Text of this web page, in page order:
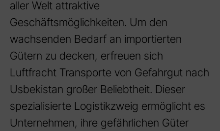
aller Welt attraktive
Geschäftsmöglichkeiten. Um den
wachsenden Bedarf an importierten
Gütern zu decken, erfreuen sich
Luftfracht Transporte von Gefahrgut nach
Usbekistan großer Beliebtheit. Dieser
spezialisierte Logistikzweig ermöglicht es
Unternehmen, ihre gefährlichen Güter